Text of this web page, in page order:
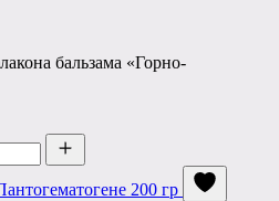
бальзама «Горно-